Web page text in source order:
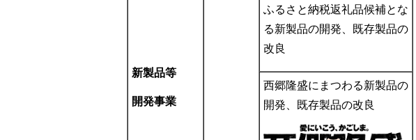
新製品等
開発事業
ふるさと納税返礼品候補とな
る新製品の開発、既存製品の
改良
西郷隆盛にまつわる新製品の
開発、既存製品の改良